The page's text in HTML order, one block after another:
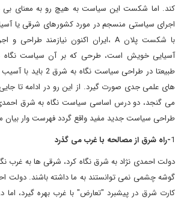
کند. اما شکست این سیاست به هیچ رو به معنای بی
اجرای سیاستی منسجم در مورد کشورهای شرقی یا
با شکست پلانA،ایران اکنون نیازمند طراحی و
طبیعتا در طراحی سیاست
های علمی جدی صورت گیرد. از این رو در ادامه تا
می گنجد، دو درس اساسی سیاست نگاه به شرق احمدی
طراحی سیاست جدید مفید واقع گردد فهرست وار بیان
1-راه شرق از مصالحه با غرب می گذرد
دولت احمدی نژاد به شرق نگاه کرد، شرقی ها به غرب
گوشه چشمی نمی توانستند به ما داشته باشند. دولت
کارت شرق در پیشبرد "تعارض" با غرب بهره گیرد، اما